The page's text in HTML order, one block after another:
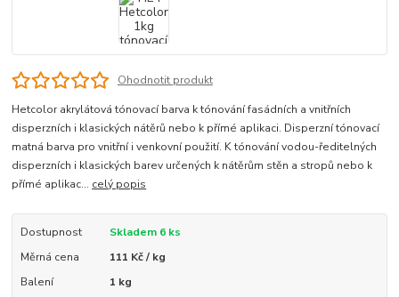
Ohodnotit produkt
Hetcolor akrylátová tónovací barva k tónování fasádních a vnitřních
disperzních i klasických nátěrů nebo k přímé aplikaci. Disperzní tónovací
matná barva pro vnitřní i venkovní použití. K tónování vodou-ředitelných
disperzních i klasických barev určených k nátěrům stěn a stropů nebo k
přímé aplikac... celý popis
Dostupnost
Skladem 6 ks
Měrná cena
111 Kč / kg
Balení
1 kg